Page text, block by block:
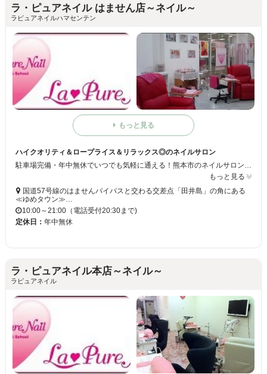
ラ・ピュアネイル はません店～ネイル～
ラピュアネイルハマセンテン
もっと見る
ハイクオリティ＆ロープライス＆リラックス◎のネイルサロン
駐車場完備・年中無休でいつでも気軽に通える！熊本市のネイルサロン『ラ・ピュアネイル』はたくさんの人たちに「ネイルを身近に感じ、楽しんでもらいたい！」というコンセプトのサロン☆だから通いやすいように高い技術力と低価格にこだわっています！ふかふかソファーや備え付けのDVDで施術中もゆったり退屈しない♪
もっと見る
国道57号線のはませんバイパスと交わる交差点「田井島」の角にある
≪ゆめタウン≫…
10:00～21:00（電話受付20:30まで)
定休日： 年中無休
ラ・ピュアネイル本店～ネイル～
ラピュアネイル